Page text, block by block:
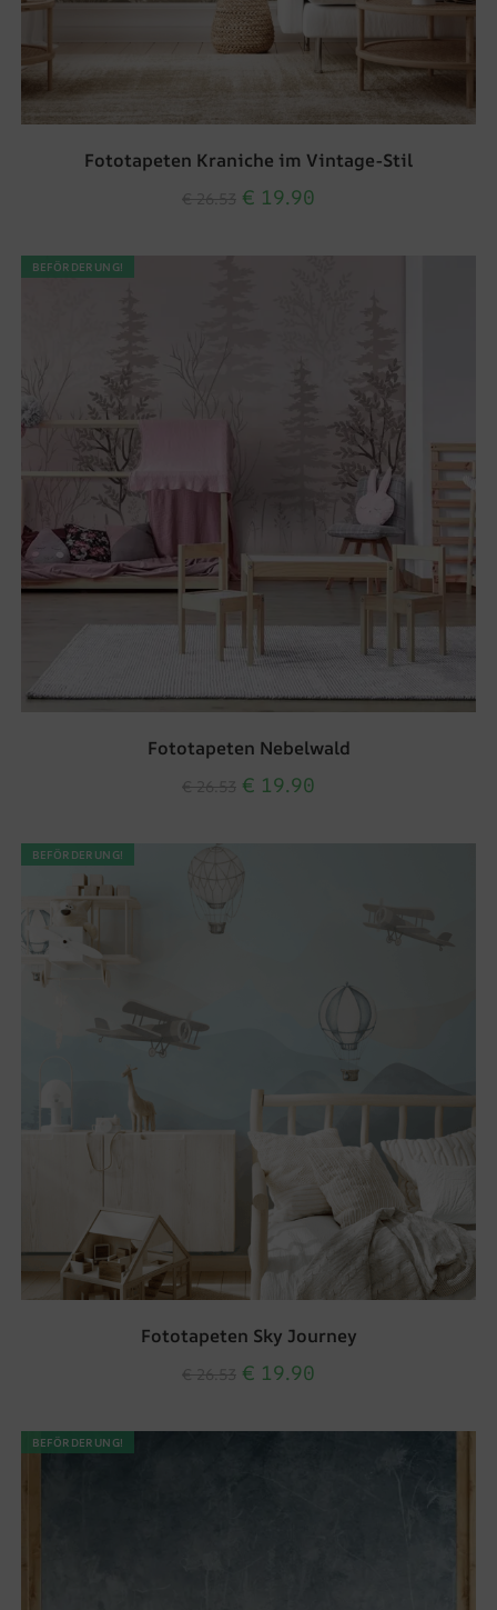
Fototapeten Kraniche im Vintage-Stil
€ 19.90
BEFÖRDERUNG!
Fototapeten Nebelwald
€ 19.90
BEFÖRDERUNG!
Fototapeten Sky Journey
€ 19.90
BEFÖRDERUNG!